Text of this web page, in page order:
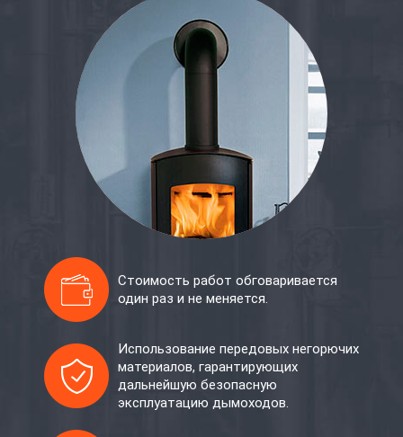
Стоимость работ обговаривается
один раз и не меняется.
Использование передовых негорючих
материалов, гарантирующих
дальнейшую безопасную
эксплуатацию дымоходов.